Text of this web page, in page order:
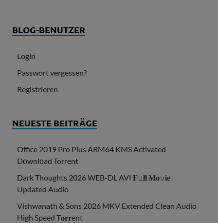
BLOG-BENUTZER
Login
Passwort vergessen?
Registrieren
NEUESTE BEITRÄGE
Office 2019 Pro Plus ARM64 KMS Activated
Dоwnlоad Torrent
Dark Thoughts 2026 WEB-DL AVI 𝐅𝚞𝐥𝐥 𝐌𝐨𝚟𝐢𝐞
Updated Audio
Vishwanath & Sons 2026 MKV Extended Clean Audio
High Speed T𝐨𝐫𝐫ent